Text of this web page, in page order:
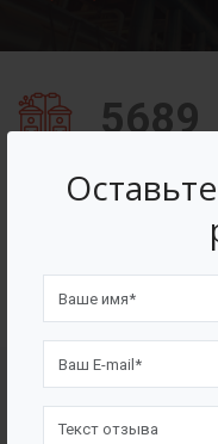
5689
Счастливых клиентов